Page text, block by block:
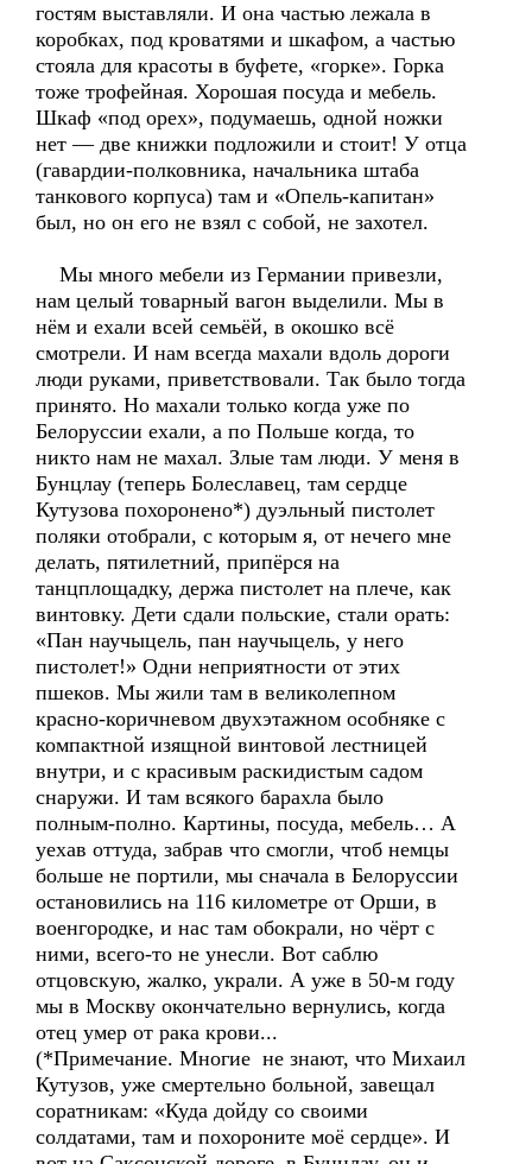
гостям выставляли. И она частью лежала в
коробках, под кроватями и шкафом, а частью
стояла для красоты в буфете, «горке». Горка
тоже трофейная. Хорошая посуда и мебель.
Шкаф «под орех», подумаешь, одной ножки
нет — две книжки подложили и стоит! У отца
(гавардии-полковника, начальника штаба
танкового корпуса) там и «Опель-капитан»
был, но он его не взял с собой, не захотел.
Мы много мебели из Германии привезли,
нам целый товарный вагон выделили. Мы в
нём и ехали всей семьёй, в окошко всё
смотрели. И нам всегда махали вдоль дороги
люди руками, приветствовали. Так было тогда
принято. Но махали только когда уже по
Белоруссии ехали, а по Польше когда, то
никто нам не махал. Злые там люди. У меня в
Бунцлау (теперь Болеславец, там сердце
Кутузова похоронено*) дуэльный пистолет
поляки отобрали, с которым я, от нечего мне
делать, пятилетний, припёрся на
танцплощадку, держа пистолет на плече, как
винтовку. Дети сдали польские, стали орать:
«Пан научыцель, пан научыцель, у него
пистолет!» Одни неприятности от этих
пшеков. Мы жили там в великолепном
красно-коричневом двухэтажном особняке с
компактной изящной винтовой лестницей
внутри, и с красивым раскидистым садом
снаружи. И там всякого барахла было
полным-полно. Картины, посуда, мебель… А
уехав оттуда, забрав что смогли, чтоб немцы
больше не портили, мы сначала в Белоруссии
остановились на 116 километре от Орши, в
военгородке, и нас там обокрали, но чёрт с
ними, всего-то не унесли. Вот саблю
отцовскую, жалко, украли. А уже в 50-м году
мы в Москву окончательно вернулись, когда
отец умер от рака крови...
(*Примечание. Многие не знают, что Михаил
Кутузов, уже смертельно больной, завещал
соратникам: «Куда дойду со своими
солдатами, там и похороните моё сердце». И